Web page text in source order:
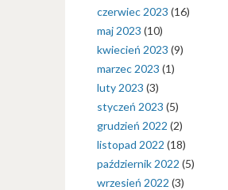
czerwiec 2023 (16)
maj 2023 (10)
kwiecień 2023 (9)
marzec 2023 (1)
luty 2023 (3)
styczeń 2023 (5)
grudzień 2022 (2)
listopad 2022 (18)
październik 2022 (5)
wrzesień 2022 (3)